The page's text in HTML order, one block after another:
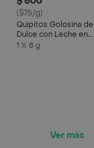
($75/g)
Quipitos Golosina de
Dulce con Leche en
Polvo Pops
1 X 8 g
Ver más